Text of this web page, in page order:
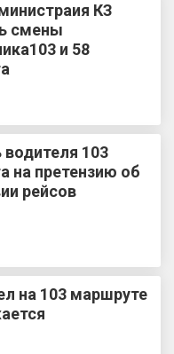
КЗ
смены
и 58
водителя 103
на претензию об
рейсов
на 103 маршруте